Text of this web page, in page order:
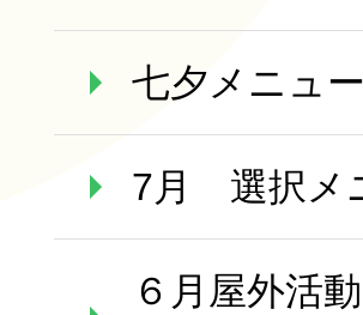
七夕メニュー
7月 選択メ
６月屋外活